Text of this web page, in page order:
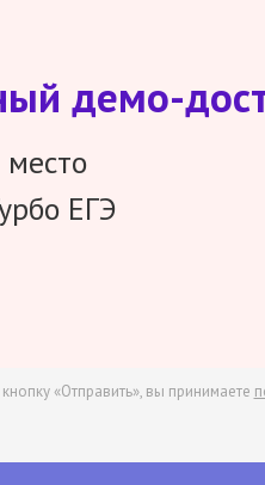
демо-
ЕГЭ
«Отправить», вы принимаете